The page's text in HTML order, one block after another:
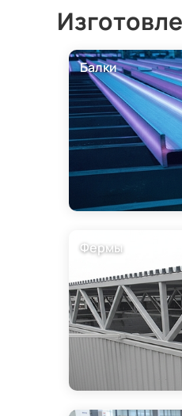
Балки
Фермы